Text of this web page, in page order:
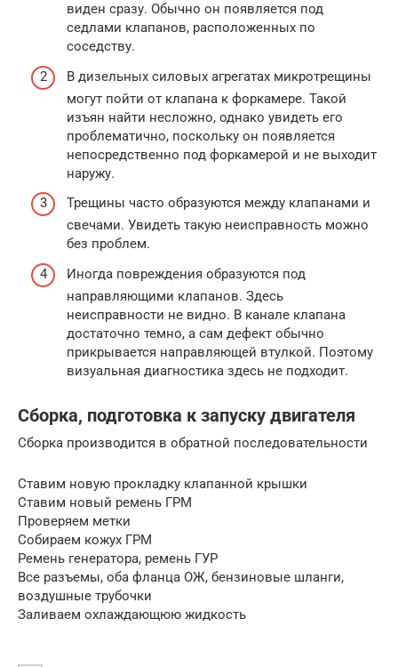
виден сразу. Обычно он появляется под
седлами клапанов, расположенных по
соседству.
В дизельных силовых агрегатах микротрещины
могут пойти от клапана к форкамере. Такой
изъян найти несложно, однако увидеть его
проблематично, поскольку он появляется
непосредственно под форкамерой и не выходит
наружу.
Трещины часто образуются между клапанами и
свечами. Увидеть такую неисправность можно
без проблем.
Иногда повреждения образуются под
направляющими клапанов. Здесь
неисправности не видно. В канале клапана
достаточно темно, а сам дефект обычно
прикрывается направляющей втулкой. Поэтому
визуальная диагностика здесь не подходит.
Сборка, подготовка к запуску двигателя
Сборка производится в обратной последовательности
Ставим новую прокладку клапанной крышки
Ставим новый ремень ГРМ
Проверяем метки
Собираем кожух ГРМ
Ремень генератора, ремень ГУР
Все разъемы, оба фланца ОЖ, бензиновые шланги,
воздушные трубочки
Заливаем охлаждающюю жидкость